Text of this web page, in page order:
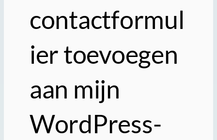
contactformul
ier toevoegen
aan mijn
WordPress-